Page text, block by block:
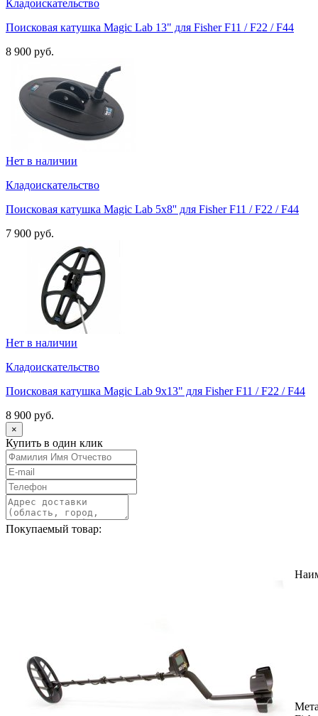
Кладоискательство
Поисковая катушка Magic Lab 13" для Fisher F11 / F22 / F44
8 900 руб.
Нет в наличии
Кладоискательство
Поисковая катушка Magic Lab 5х8'' для Fisher F11 / F22 / F44
7 900 руб.
Нет в наличии
Кладоискательство
Поисковая катушка Magic Lab 9х13" для Fisher F11 / F22 / F44
8 900 руб.
×
Купить в один клик
Покупаемый товар: